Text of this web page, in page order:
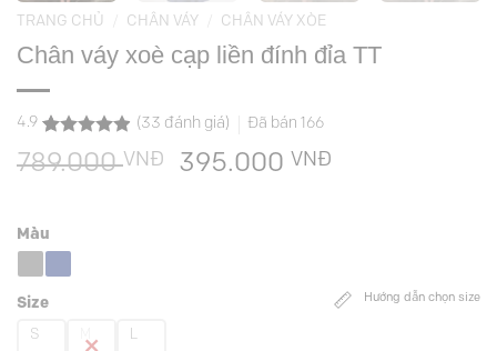
TRANG CHỦ CHÂN VÁY CHÂN VÁY XÒE
Chân váy xoè cạp liền đính đỉa TT
4.9
4.9
trên 5
dựa trên
33
(33 đánh giá) Đã bán 166
789.000VNĐ
Giá
395.000 VNĐ
Hướng dẫn chọn size
Màu
Size
S L